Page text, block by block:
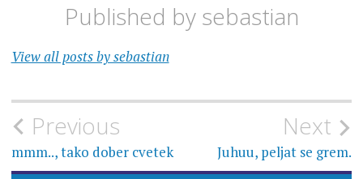
Published by sebastian
View all posts by sebastian
Navigacija
prispevka
Previous
mmm.., tako dober cvetek
Next
Juhuu, peljat se grem.